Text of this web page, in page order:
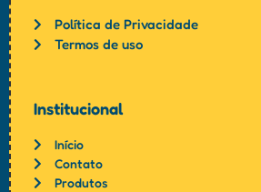
Política de Privacidade
Termos de uso
Institucional
Início
Contato
Produtos